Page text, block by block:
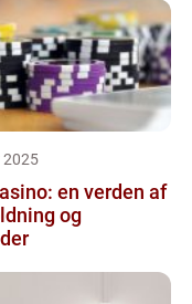
2025
en verden af
og